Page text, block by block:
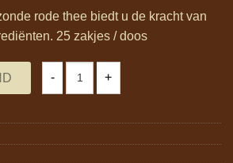
rode thee biedt u de kracht van
25 zakjes / doos